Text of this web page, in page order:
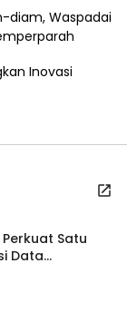
diam, Waspadai
Inovasi
Satu
Data